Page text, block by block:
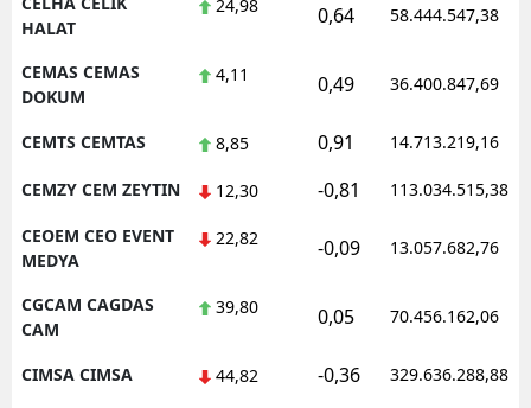
HALAT
24,98 0,64 58.444.547,38
CEMAS CEMAS
DOKUM
4,11 0,49 36.400.847,69
CEMTS CEMTAS 8,85 0,91 14.713.219,16
CEMZY CEM ZEYTIN 12,30 -0,81 113.034.515,38
CEOEM CEO EVENT
MEDYA
22,82 -0,09 13.057.682,76
CGCAM CAGDAS
CAM
39,80 0,05 70.456.162,06
CIMSA CIMSA 44,82 -0,36 329.636.288,88